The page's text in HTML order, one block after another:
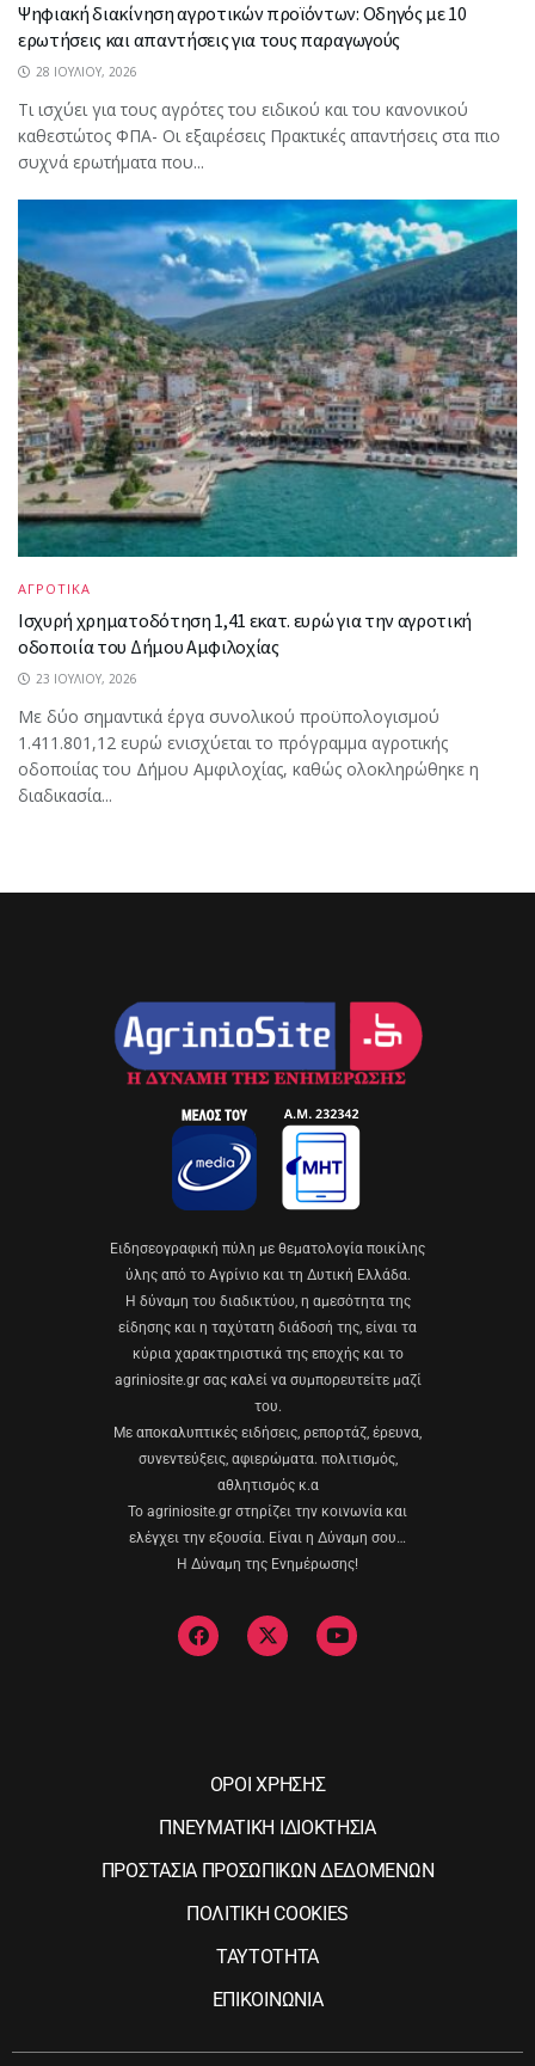
Ψηφιακή διακίνηση αγροτικών προϊόντων: Οδηγός με 10
ερωτήσεις και απαντήσεις για τους παραγωγούς
28 ΙΟΥΛΊΟΥ, 2026
Τι ισχύει για τους αγρότες του ειδικού και του κανονικού
καθεστώτος ΦΠΑ- Οι εξαιρέσεις Πρακτικές απαντήσεις στα πιο
συχνά ερωτήματα που...
ΑΓΡΟΤΙΚΑ
Ισχυρή χρηματοδότηση 1,41 εκατ. ευρώ για την αγροτική
οδοποιία του Δήμου Αμφιλοχίας
23 ΙΟΥΛΊΟΥ, 2026
Με δύο σημαντικά έργα συνολικού προϋπολογισμού
1.411.801,12 ευρώ ενισχύεται το πρόγραμμα αγροτικής
οδοποιίας του Δήμου Αμφιλοχίας, καθώς ολοκληρώθηκε η
διαδικασία...
Eιδησεογραφική πύλη με θεματολογία ποικίλης
ύλης από το Αγρίνιο και τη Δυτική Ελλάδα.
Η δύναμη του διαδικτύου, η αμεσότητα της
είδησης και η ταχύτατη διάδοσή της, είναι τα
κύρια χαρακτηριστικά της εποχής και το
agriniosite.gr σας καλεί να συμπορευτείτε μαζί
του.
Με αποκαλυπτικές ειδήσεις, ρεπορτάζ, έρευνα,
συνεντεύξεις, αφιερώματα. πολιτισμός,
αθλητισμός κ.α
Το agriniosite.gr στηρίζει την κοινωνία και
ελέγχει την εξουσία. Είναι η Δύναμη σου…
Η Δύναμη της Ενημέρωσης!
ΟΡΟΙ ΧΡΗΣΗΣ
ΠΝΕΥΜΑΤΙΚΗ ΙΔΙΟΚΤΗΣΙΑ
ΠΡΟΣΤΑΣΙΑ ΠΡΟΣΩΠΙΚΩΝ ΔΕΔΟΜΕΝΩΝ
ΠΟΛΙΤΙΚΗ COOKIES
ΤΑΥΤΟΤΗΤΑ
ΕΠΙΚΟΙΝΩΝΙΑ